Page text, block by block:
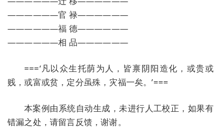
——————官 禄——————
——————福 德——————
——————相 品——————
===‘凡以众生托荫为人，皆禀阴阳造化，或贵或
贱，或富或贫，定分虽殊，灾福一矣。’===
本案例由系统自动生成，未进行人工校正，如果有
错漏之处，请留言反馈，谢谢。